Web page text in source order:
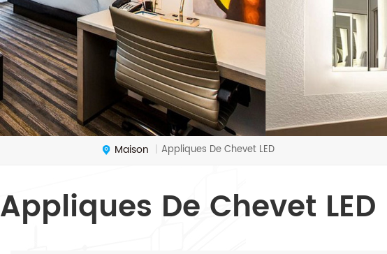
Maison | Appliques De Chevet LED
Appliques De Chevet LED